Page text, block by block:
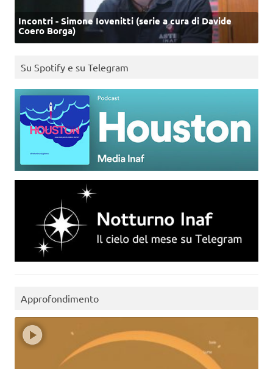
Incontri - Simone Iovenitti (serie a cura di Davide
Coero Borga)
Su Spotify e su Telegram
Approfondimento